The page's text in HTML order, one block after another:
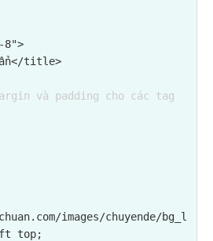
8">
title>
và padding cho các tag
images/chuyende/bg_l
top;